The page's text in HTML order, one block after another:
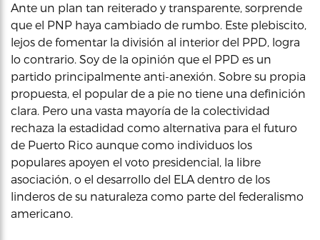
Ante un plan tan reiterado y transparente, sorprende
que el PNP haya cambiado de rumbo. Este plebiscito,
lejos de fomentar la división al interior del PPD, logra
lo contrario. Soy de la opinión que el PPD es un
partido principalmente anti-anexión. Sobre su propia
propuesta, el popular de a pie no tiene una definición
clara. Pero una vasta mayoría de la colectividad
rechaza la estadidad como alternativa para el futuro
de Puerto Rico aunque como individuos los
populares apoyen el voto presidencial, la libre
asociación, o el desarrollo del ELA dentro de los
linderos de su naturaleza como parte del federalismo
americano.